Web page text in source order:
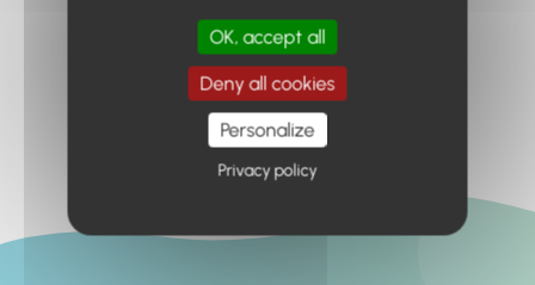
Retour à l'accueil
OK, accept all
Deny all cookies
Personalize
Privacy policy